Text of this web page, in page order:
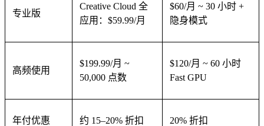
专业版
Creative Cloud 全
应用：$59.99/月
$60/月 ~ 30 小时 +
隐身模式
高频使用
$199.99/月 ~
50,000 点数
$120/月 ~ 60 小时
Fast GPU
年付优惠 约 15–20% 折扣 20% 折扣